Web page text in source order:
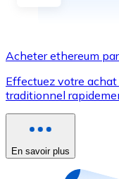
Utilisez les
Acheter avec
Nouveau
Acheter ethereum
Effectuez votre
traditionnel
En savoir plus